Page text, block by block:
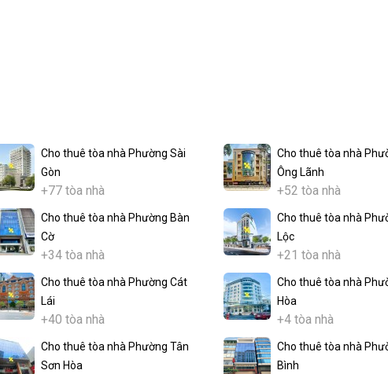
Cho thuê tòa nhà Phường Sài
Gòn
+77 tòa nhà
Cho thuê tòa nhà
Ông Lãnh
+52 tòa nhà
Cho thuê tòa nhà Phường Bàn
Cờ
+34 tòa nhà
Cho thuê tòa nhà
Lộc
+21 tòa nhà
Cho thuê tòa nhà Phường Cát
Lái
+40 tòa nhà
Cho thuê tòa nhà
Hòa
+4 tòa nhà
Cho thuê tòa nhà Phường Tân
Sơn Hòa
Cho thuê tòa nhà
Bình